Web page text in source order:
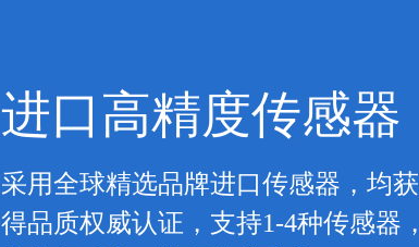
进口高精度传感器
采用全球精选品牌进口传感器，均获
得品质权威认证，支持1-4种传感器，